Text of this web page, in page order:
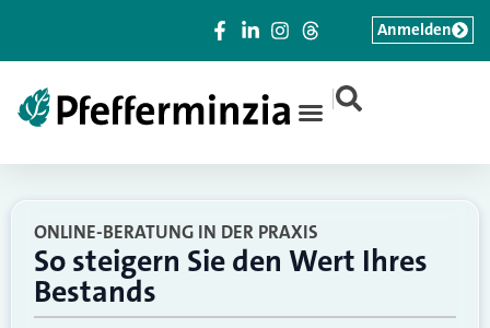
|
Anmelden
ONLINE-BERATUNG IN DER PRAXIS
So steigern Sie den Wert Ihres
Bestands